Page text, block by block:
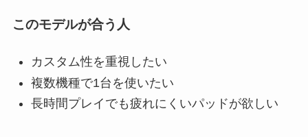
このモデルが合う人
カスタム性を重視したい
複数機種で1台を使いたい
長時間プレイでも疲れにくいパッドが欲しい